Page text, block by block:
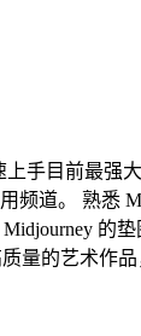
手目前最强
频道。 熟悉
的
量的艺术作